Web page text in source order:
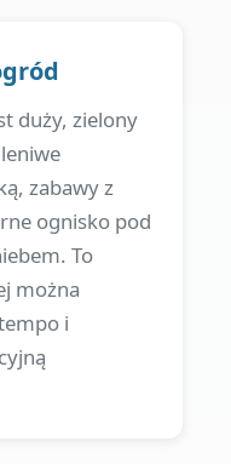
duży, zielony
zabawy z
ognisko pod
To
można
i